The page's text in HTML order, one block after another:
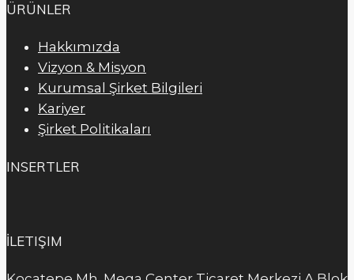
ÜRÜNLER
Hakkımızda
Vizyon & Misyon
Kurumsal Şirket Bilgileri
Kariyer
Şirket Politikaları
INSERTLER
İLETIŞIM